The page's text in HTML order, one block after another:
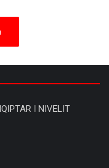
I NIVELIT